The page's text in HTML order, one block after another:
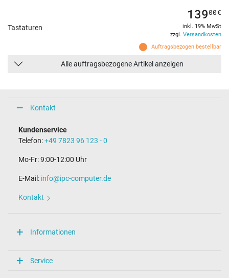
Tastaturen
Auftragsbezogen bestellbar
13900€
inkl. 19% MwSt
zzgl. Versandkosten
Alle auftragsbezogene Artikel anzeigen
Kontakt
Kundenservice
Telefon:+49 7823 96 123 - 0
Mo-Fr: 9:00-12:00 Uhr
E-Mail: info@ipc-computer.de
Kontakt
Informationen
Service